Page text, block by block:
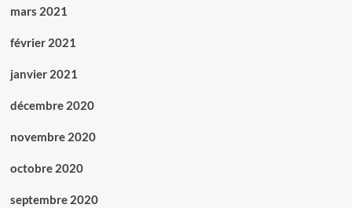
mars 2021
février 2021
janvier 2021
décembre 2020
novembre 2020
octobre 2020
septembre 2020